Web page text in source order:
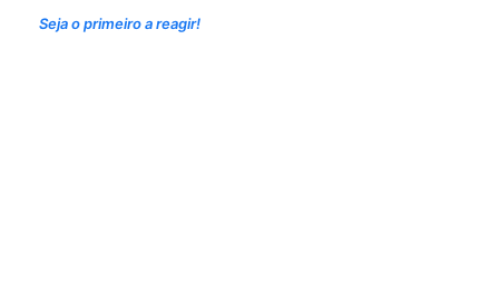
Seja o primeiro a reagir!